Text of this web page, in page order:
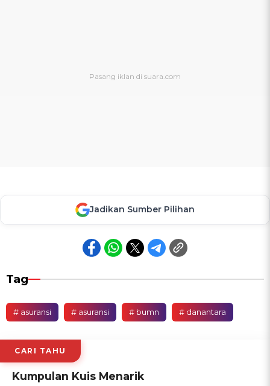
Jadikan Sumber Pilihan
Tag
# asuransi # asuransi # bumn # danantara
CARI TAHU
Kumpulan Kuis Menarik